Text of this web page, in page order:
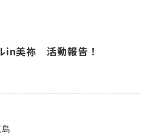
in美祢 活動報告！